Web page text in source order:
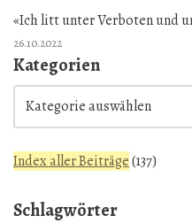
«Ich litt unter Verboten und
26.10.2022
Kategorien
Index aller Beiträge(137)
Schlagwörter